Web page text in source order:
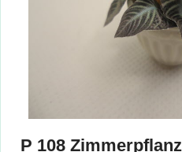
P 108